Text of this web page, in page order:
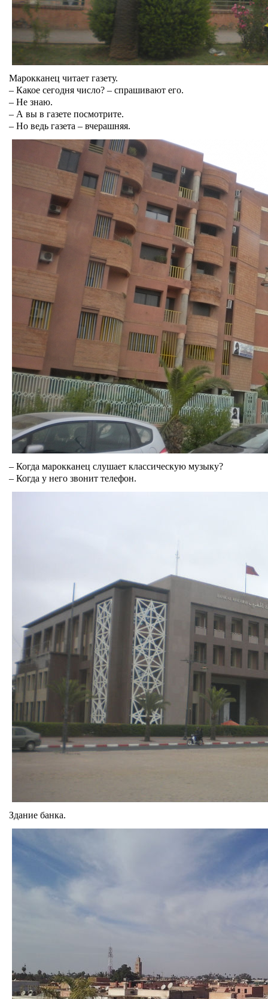
Марокканец читает газету.
– Какое сегодня число? – спрашивают его.
– Не знаю.
– А вы в газете посмотрите.
– Но ведь газета – вчерашняя.
– Когда марокканец слушает классическую музыку?
– Когда у него звонит телефон.
Здание банка.